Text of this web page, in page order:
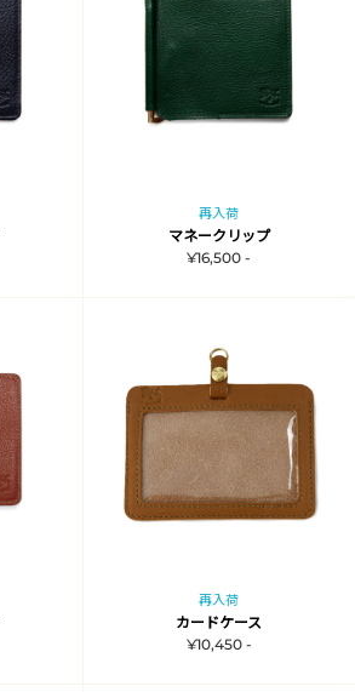
再入荷
マネークリップ
¥16,500 -
再入荷
カードケース
¥10,450 -